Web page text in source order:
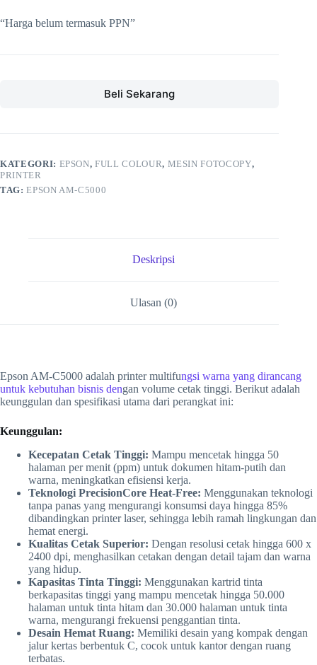
“Harga belum termasuk PPN”
Beli Sekarang
KATEGORI: EPSON,FULL COLOUR, MESIN FOTOCOPY,
PRINTER
TAG:EPSON AM-C5000
Deskripsi
Ulasan (0)
Epson AM-C5000 adalah printer multifungsi warna yang dirancang
untuk kebutuhan bisnis dengan volume cetak tinggi. Berikut adalah
keunggulan dan spesifikasi utama dari perangkat ini:
Keunggulan:
Kecepatan Cetak Tinggi: Mampu mencetak hingga 50
halaman per menit (ppm) untuk dokumen hitam-putih dan
warna, meningkatkan efisiensi kerja.
Teknologi PrecisionCore Heat-Free: Menggunakan teknologi
tanpa panas yang mengurangi konsumsi daya hingga 85%
dibandingkan printer laser, sehingga lebih ramah lingkungan dan
hemat energi.
Kualitas Cetak Superior: Dengan resolusi cetak hingga 600 x
2400 dpi, menghasilkan cetakan dengan detail tajam dan warna
yang hidup.
Kapasitas Tinta Tinggi: Menggunakan kartrid tinta
berkapasitas tinggi yang mampu mencetak hingga 50.000
halaman untuk tinta hitam dan 30.000 halaman untuk tinta
warna, mengurangi frekuensi penggantian tinta.
Desain Hemat Ruang: Memiliki desain yang kompak dengan
jalur kertas berbentuk C, cocok untuk kantor dengan ruang
terbatas.